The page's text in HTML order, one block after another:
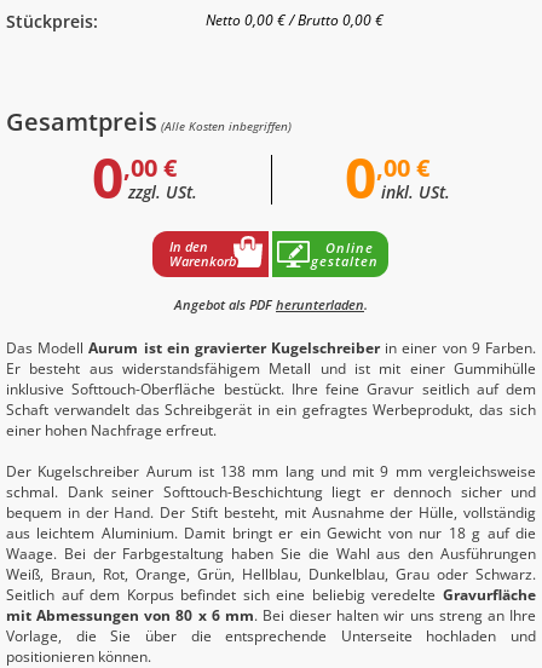
Stückpreis: Netto 0,00 €/ Brutto 0,00 €
Gesamtpreis (Alle Kosten inbegriffen)
0,00 €
zzgl. USt. 0,00 €
inkl. USt.
In den
Warenkorb
Online
gestalten
Angebot als PDF herunterladen.
Das ModellAurum ist ein gravierter Kugelschreiberin einer von 9 Farben.
Er besteht aus widerstandsfähigem Metall und ist mit einer Gummihülle
inklusive Softtouch-Oberfläche bestückt. Ihre feine Gravur seitlich auf dem
Schaft verwandelt das Schreibgerät in ein gefragtes Werbeprodukt, das sich
einer hohen Nachfrage erfreut.
Der Kugelschreiber Aurum ist 138 mm lang und mit 9 mm vergleichsweise
schmal. Dank seiner Softtouch-Beschichtung liegt er dennoch sicher und
bequem in der Hand. Der Stift besteht, mit Ausnahme der Hülle, vollständig
aus leichtem Aluminium. Damit bringt er ein Gewicht von nur 18 g auf die
Waage. Bei der Farbgestaltung haben Sie die Wahl aus den Ausführungen
Weiß, Braun, Rot, Orange, Grün, Hellblau, Dunkelblau, Grau oder Schwarz.
Seitlich auf dem Korpus befindet sich eine beliebig veredelte Gravurfläche
mit Abmessungen von 80 x 6 mm. Bei dieser halten wir uns streng an Ihre
Vorlage, die Sie über die entsprechende Unterseite hochladen und
positionieren können.